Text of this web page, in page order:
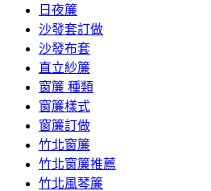
日夜簾
沙發套訂做
沙發布套
直立紗簾
窗簾 種類
窗簾樣式
窗簾訂做
竹北窗簾
竹北窗簾推薦
竹北風琴簾